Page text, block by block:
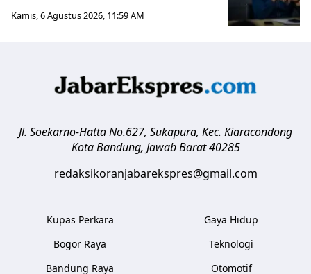
Kamis, 6 Agustus 2026, 11:59 AM
Jl. Soekarno-Hatta No.627, Sukapura, Kec. Kiaracondong
Kota Bandung, Jawab Barat 40285
redaksikoranjabarekspres@gmail.com
Kupas Perkara
Bogor Raya
Bandung Raya
Gaya Hidup
Teknologi
Otomotif